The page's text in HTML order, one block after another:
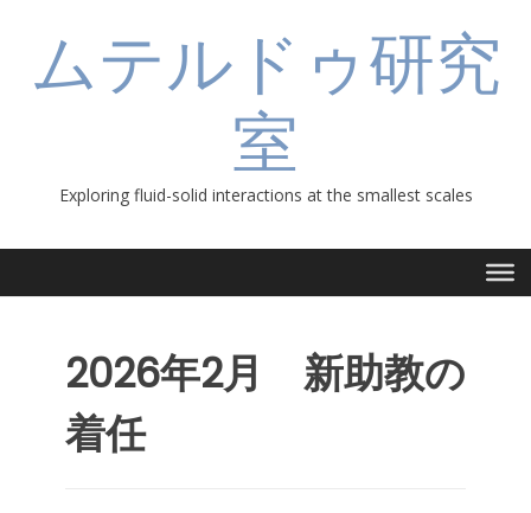
contentムテルドゥ研究
室
Exploring fluid-solid interactions at the smallest scales
2026年2月 新助教の
着任